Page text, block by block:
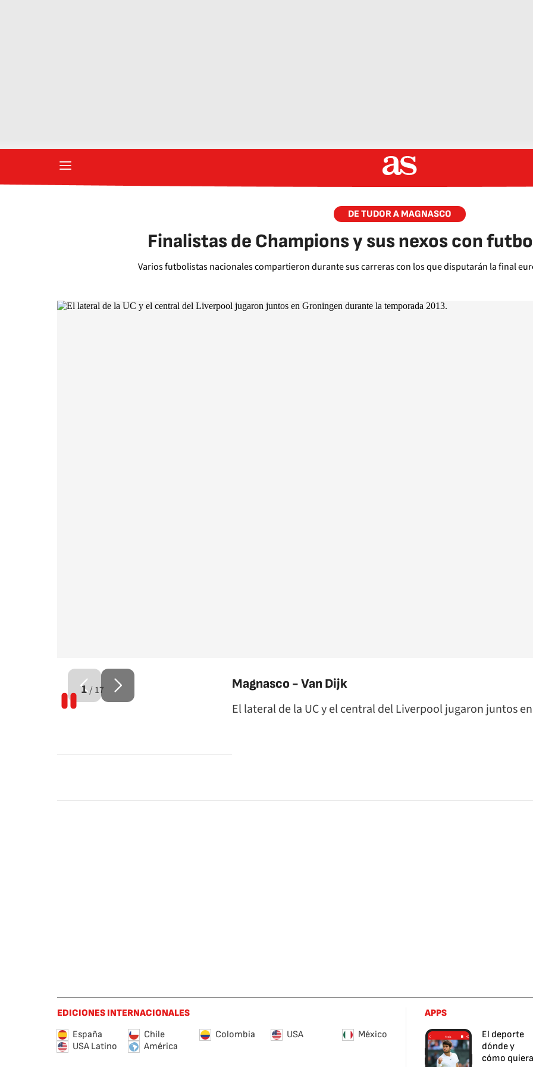
DE TUDOR A MAGNASCO
Finalistas de Champions y sus nexos con
Varios futbolistas nacionales compartieron durante sus carreras con los que disputarán la final
Magnasco - Van Dijk
El lateral de la UC y el central del Liverpool jugaron juntos
1 17
EDICIONES INTERNACIONALES
España
Chile Colombia USA
México
USA Latino
América
APPS
El deporte
dónde y
cómo